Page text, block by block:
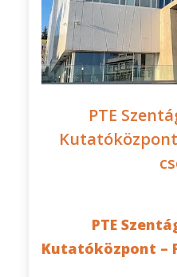
PTE
PTE
Kutatóközpont –